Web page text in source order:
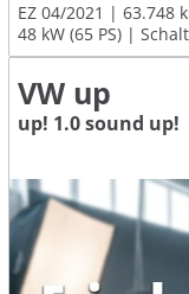
EZ 04/2021
63.748
48 kW (65 PS)
VW up
up! 1.0 sound up!